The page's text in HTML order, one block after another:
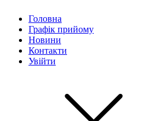
Головна
Графік прийому
Новини
Контакти
Увійти